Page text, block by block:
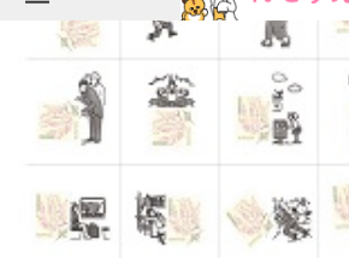
ねとらぼメニュー
エンタメ クイズ
住まい 教育・育児